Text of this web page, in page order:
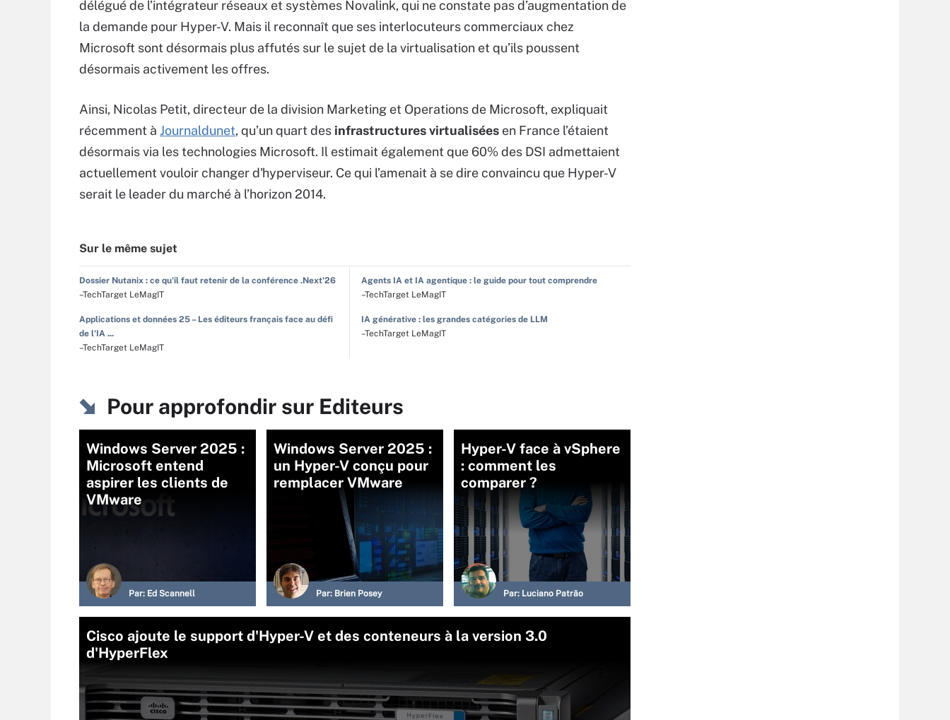
délégué de l’intégrateur réseaux et systèmes Novalink, qui ne constate pas d’augmentation de
la demande pour Hyper-V. Mais il reconnaît que ses interlocuteurs commerciaux chez
Microsoft sont désormais plus affutés sur le sujet de la virtualisation et qu’ils poussent
désormais activement les offres.
Ainsi, Nicolas Petit, directeur de la division Marketing et Operations de Microsoft, expliquait
récemment à Journaldunet, qu’un quart des infrastructures virtualisées en France l’étaient
désormais via les technologies Microsoft. Il estimait également que 60% des DSI admettaient
actuellement vouloir changer d'hyperviseur. Ce qui l’amenait à se dire convaincu que Hyper-V
serait le leader du marché à l’horizon 2014.
Sur le même sujet
Dossier Nutanix : ce qu'il faut retenir de la conférence .Next'26
–TechTarget LeMagIT
Agents IA et IA agentique : le guide pour tout comprendre
–TechTarget LeMagIT
Applications et données 25 – Les éditeurs français face au défi
de l'IA ...
–TechTarget LeMagIT
IA générative : les grandes catégories de LLM
–TechTarget LeMagIT
Pour approfondir sur Editeurs
Windows Server 2025 :
Microsoft entend
aspirer les clients de
VMware
Par: Ed Scannell
Windows Server 2025 :
un Hyper-V conçu pour
remplacer VMware
Par: Brien Posey
Hyper-V face à vSphere
: comment les
comparer ?
Par: Luciano Patrão
Cisco ajoute le support d'Hyper-V et des conteneurs à la version 3.0
d'HyperFlex